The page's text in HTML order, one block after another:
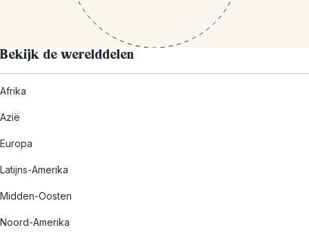
Bekijk de werelddelen
Afrika
Azië
Europa
Latijns-Amerika
Midden-Oosten
Noord-Amerika